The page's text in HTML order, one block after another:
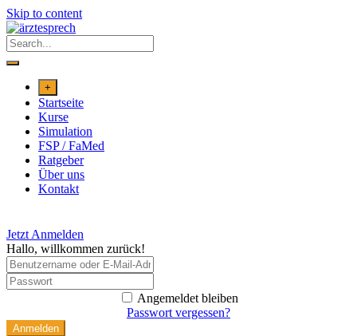
Skip to content
+
Startseite
Kurse
Simulation
FSP / FaMed
Ratgeber
Über uns
Kontakt
Jetzt Anmelden
Hallo, willkommen zurück!
Angemeldet bleiben
Passwort vergessen?
Anmelden